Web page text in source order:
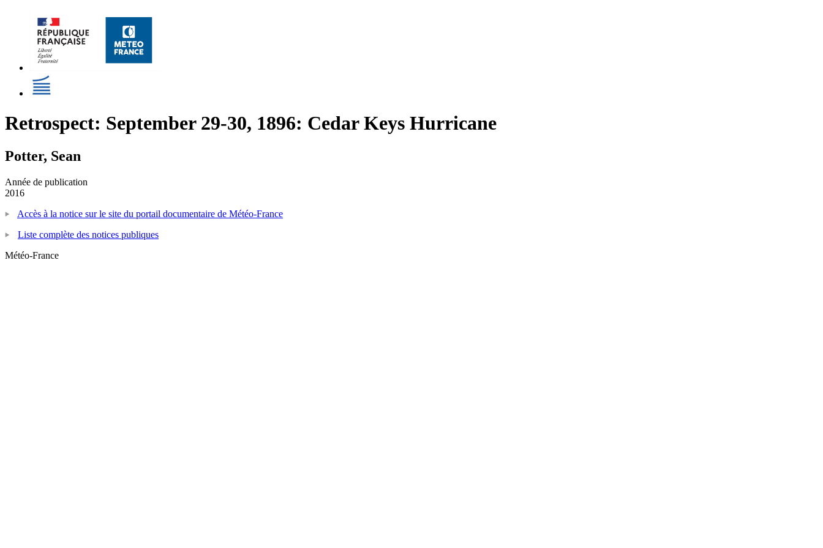
Retrospect: September 29-30, 1896: Cedar Keys Hurricane
Potter, Sean
Année de publication
2016
Accès à la notice sur le site du portail documentaire de Météo-France
Liste complète des notices publiques
Météo-France